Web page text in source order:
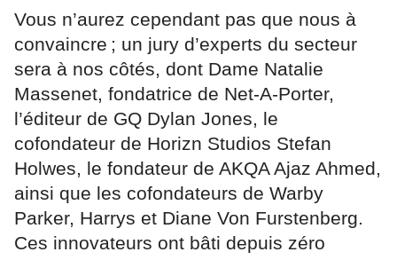
Vous n’aurez cependant pas que nous à
convaincre ; un jury d’experts du secteur
sera à nos côtés, dont Dame Natalie
Massenet, fondatrice de Net-A-Porter,
l’éditeur de GQ Dylan Jones, le
cofondateur de Horizn Studios Stefan
Holwes, le fondateur de AKQA Ajaz Ahmed,
ainsi que les cofondateurs de Warby
Parker, Harrys et Diane Von Furstenberg.
Ces innovateurs ont bâti depuis zéro